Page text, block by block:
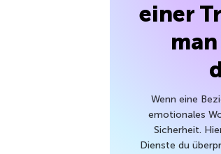
einer
Wenn eine
emotionales
Sicherheit.
Dienste du